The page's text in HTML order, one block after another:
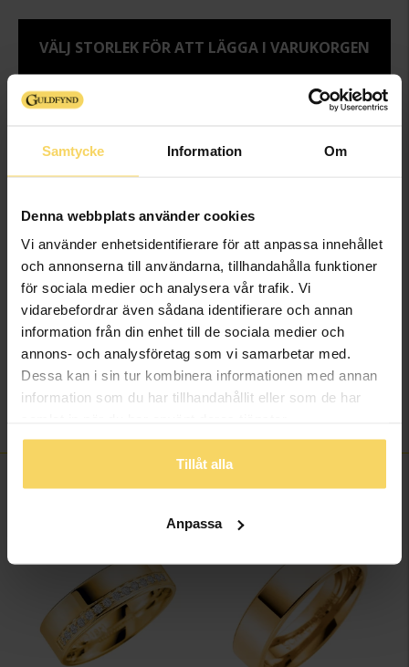
Samtycke Information Om
Denna webbplats använder cookies
Vi använder enhetsidentifierare för att anpassa innehållet
och annonserna till användarna, tillhandahålla funktioner
för sociala medier och analysera vår trafik. Vi
vidarebefordrar även sådana identifierare och annan
information från din enhet till de sociala medier och
annons- och analysföretag som vi samarbetar med.
Dessa kan i sin tur kombinera informationen med annan
information som du har tillhandahållit eller som de har
Tillåt alla
Anpassa
VÄLJ STORLEK FÖR ATT LÄGGA I VARUKORGEN
Beställningsvara
Leveranstid 5-15 arbetsdagar. Ingen bytesrätt, returrätt eller öppet köp
öppet köp i webbshoppen
här
Beställningsvara - Max 15 arbetsdagars leveranstid.
Bredd ca (mm)
6
Höjd ca (mm)
1.4
Varumärke
Schalins
Material
Guld
Ädelmetall
18K Gold
Vikt ca (gram)
7.20
Ringarna kan även
FINNS OCKSÅ SOM